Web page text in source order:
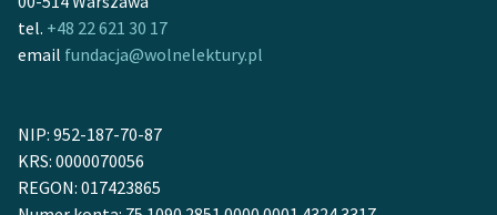
tel. +48 22 621 30 17
email fundacja@wolnelektury.pl
NIP: 952-187-70-87
KRS: 0000070056
REGON: 017423865